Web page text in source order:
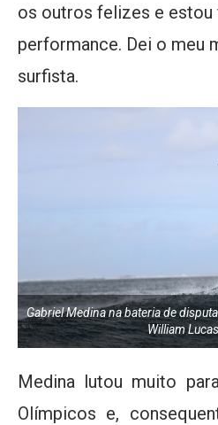
os outros felizes e estou
performance. Dei o meu
surfista.
Gabriel Medina na bateria de
William
Medina lutou muito
Olímpicos e,